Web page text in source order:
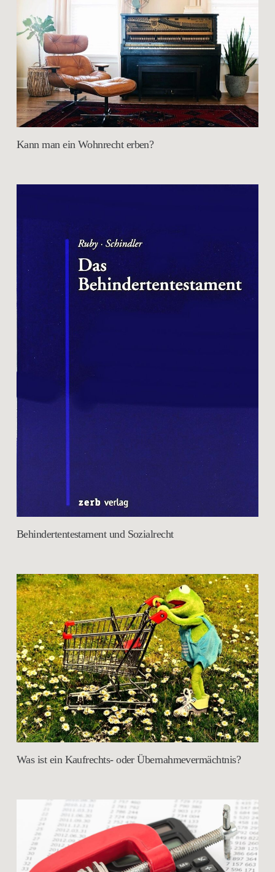
Kann man ein Wohnrecht erben?
Behindertentestament und Sozialrecht
Was ist ein Kaufrechts- oder Übernahmevermächtnis?